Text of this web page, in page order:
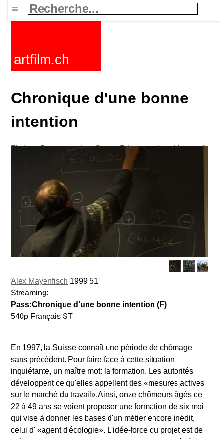
≡
artfilm.ch
Chronique d'une bonne
intention
Alex Mayenfisch 1999 51'
Streaming:
Pass:Chronique d'une bonne intention (F)
540p Français ST -
En 1997, la Suisse connaît une période de chômage
sans précédent. Pour faire face à cette situation
inquiétante, un maître mot: la formation. Les autorités
développent ce qu'elles appellent des «mesures actives
sur le marché du travail».Ainsi, onze chômeurs âgés de
22 à 49 ans se voient proposer une formation de six moi
qui vise à donner les bases d'un métier encore inédit,
celui d' «agent d'écologie». L'idée-force du projet est de
Fictions Documentaires Courts Rétrospectives Mots clefs
F-Rated FAQ Contact Maillist
Activer Abonnement
216.73.217.23